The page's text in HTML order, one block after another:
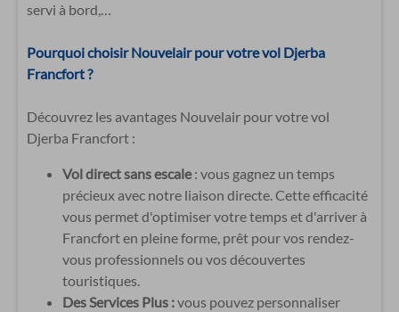
servi à bord,…
Pourquoi choisir Nouvelair pour votre vol Djerba
Francfort ?
Découvrez les avantages Nouvelair pour votre vol
Djerba Francfort :
Vol direct sans escale: vous gagnez un temps
précieux avec notre liaison directe. Cette efficacité
vous permet d'optimiser votre temps et d'arriver à
Francfort en pleine forme, prêt pour vos rendez-
vous professionnels ou vos découvertes
touristiques.
Des Services Plus :vous pouvez personnaliser